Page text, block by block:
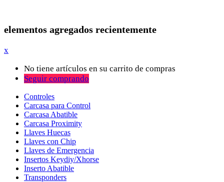
elementos agregados recientemente
x
No tiene artículos en su carrito de compras
Seguir comprando
Controles
Carcasa para Control
Carcasa Abatible
Carcasa Proximity
Llaves Huecas
Llaves con Chip
Llaves de Emergencia
Insertos Keydiy/Xhorse
Inserto Abatible
Transponders